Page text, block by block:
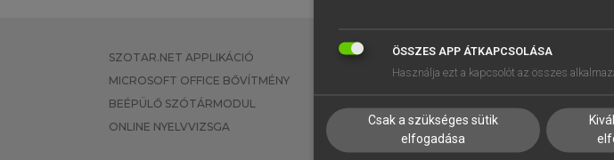
tartózkodás
Magyar−angol egyetemes
nagyszótár
SZOTAR.NET APPLIKÁCIÓ
MICROSOFT OFFICE BŐVÍTMÉNY
BEÉPÜLŐ SZÓTÁRMODUL
ONLINE NYELVVIZSGA
EGYÉNI FELHASZNÁLÓKNAK
TANULÓKNAK
VÁLLALATI MEGOLDÁSOK
SÚGÓ
RÓLUNK
SÜTI
ÖSSZES APP ÁTKAPCSOLÁSA
Használja ezt a kapcsolót az összes
Csak a szükséges sütik
elfogadása